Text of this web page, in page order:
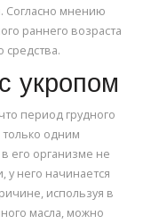
Согласно мнению
раннего возраста
средства.
укропом
период грудного
одним
его организме не
у него начинается
используя в
масла, можно